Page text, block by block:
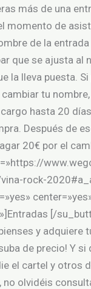
más de una
momento de
de la
que se ajusta al
la lleva puesta.
tu
hasta 20
Después de
20€ por el
rock-
[/
y adquiere
de precio! Y
el cartel y otros
no olvidéis